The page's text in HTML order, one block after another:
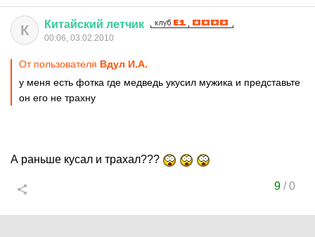
К Китайский летчик
00:06, 03.02.2010
От пользователя Вдул И.А.
у меня есть фотка где медведь укусил мужика и представьте
он его не трахну
А раньше кусал и трахал???
9/0